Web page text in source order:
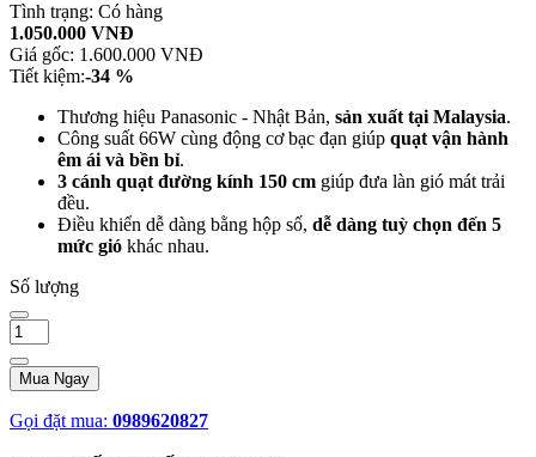
Tình trạng: Có hàng
1.050.000 VNĐ
Giá gốc: 1.600.000 VNĐ
Tiết kiệm:-34 %
Thương hiệu Panasonic - Nhật Bản, sản xuất tại Malaysia.
Công suất 66W cùng động cơ bạc đạn giúp quạt vận hành
êm ái và bền bỉ.
3 cánh quạt đường kính 150 cm giúp đưa làn gió mát trải
đều.
Điều khiển dễ dàng bằng hộp số, dễ dàng tuỳ chọn đến 5
mức gió khác nhau.
Số lượng
Mua Ngay
Gọi đặt mua: 0989620827